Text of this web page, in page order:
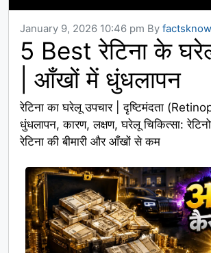
January 9, 2026 10:46 pm By
5 Best रेटिना के
| आँखों में धुंधलापन
रेटिना का घरेलू उपचार | दृष्टिमंदता
धुंधलापन, कारण, लक्षण, घरेलू चिकित्सा:
रेटिना की बीमारी और आँखों से कम